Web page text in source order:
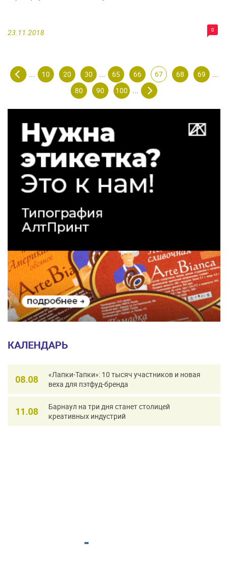
23.11.2018 0
... 10 20 30 ... 65 66 67 68 69
...
80
90 100 ...
КАЛЕНДАРЬ
08.08
«Лапки-Тапки»: 10 тысяч участников и новая
веха для пэтфуд-бренда
11.08
Барнаул на три дня станет столицей
креативных индустрий